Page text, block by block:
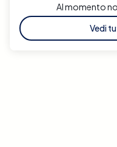
Al momento
Vedi